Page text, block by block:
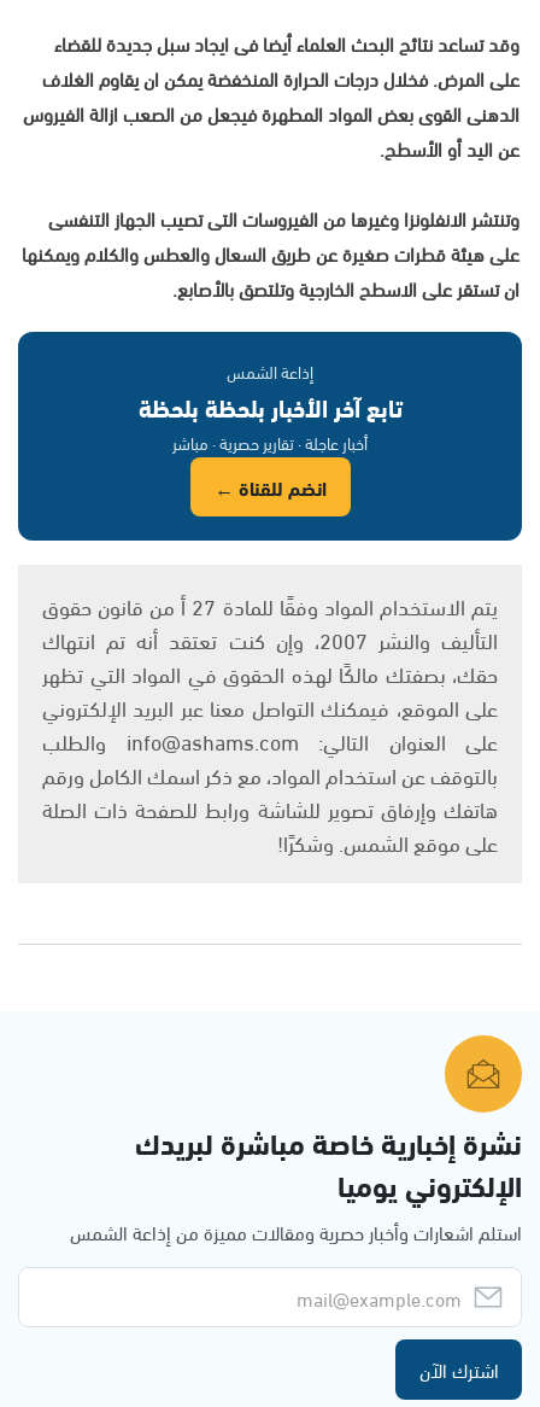
وقد تساعد نتائج البحث العلماء أيضا فى ايجاد سبل جديدة للقضاء
على المرض. فخلال درجات الحرارة المنخفضة يمكن ان يقاوم الغلاف
الدهنى القوى بعض المواد المطهرة فيجعل من الصعب ازالة الفيروس
عن اليد أو الأسطح.
وتنتشر الانفلونزا وغيرها من الفيروسات التى تصيب الجهاز التنفسى
على هيئة قطرات صغيرة عن طريق السعال والعطس والكلام ويمكنها
ان تستقر على الاسطح الخارجية وتلتصق بالأصابع.
إذاعة الشمس
تابع آخر الأخبار بلحظة بلحظة
أخبار عاجلة · تقارير حصرية · مباشر
انضم للقناة ←
يتم الاستخدام المواد وفقًا للمادة 27 أ من قانون حقوق
التأليف والنشر 2007، وإن كنت تعتقد أنه تم انتهاك
حقك، بصفتك مالكًا لهذه الحقوق في المواد التي تظهر
على الموقع، فيمكنك التواصل معنا عبر البريد الإلكتروني
على العنوان التالي: info@ashams.com والطلب
بالتوقف عن استخدام المواد، مع ذكر اسمك الكامل ورقم
هاتفك وإرفاق تصوير للشاشة ورابط للصفحة ذات الصلة
على موقع الشمس. وشكرًا!
نشرة إخبارية خاصة مباشرة لبريدك
الإلكتروني يوميا
استلم اشعارات وأخبار حصرية ومقالات مميزة من إذاعة الشمس
اشترك الآن